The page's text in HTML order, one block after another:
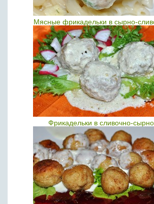
Мясные фрикадельки в сырно-
Фрикадельки в сливочно-